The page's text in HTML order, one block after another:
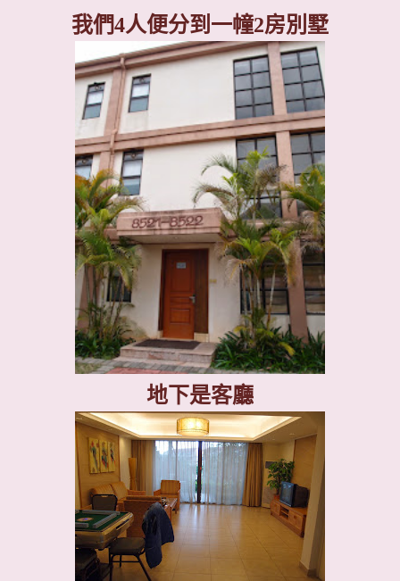
我們4人便分到一幢2房別墅
地下是客廳